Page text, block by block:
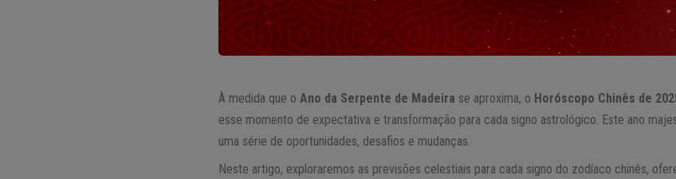
À medida que oAno da Serpente de Madeira se aproxima, o Horóscopo Chinês de
esse momento de expectativa e transformação para cada signo astrológico. Este ano
uma série de oportunidades, desafios e mudanças.
Neste artigo, exploraremos as previsões celestiais para cada signo do zodíaco chinês,